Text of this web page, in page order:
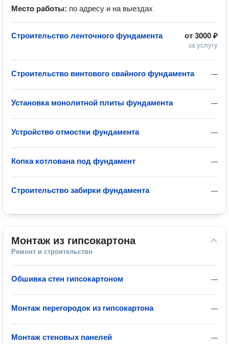
Место работы: по адресу и на выездах
от 3000 ₽
за услугу
Строительство ленточного фундамента
—
Строительство винтового свайного фундамента
—
Установка монолитной плиты фундамента
—
Устройство отмостки фундамента
—
Копка котлована под фундамент
—
Строительство забирки фундамента
Монтаж из гипсокартона
Ремонт и строительство
—
Обшивка стен гипсокартоном
—
Монтаж перегородок из гипсокартона
—
Монтаж стеновых панелей